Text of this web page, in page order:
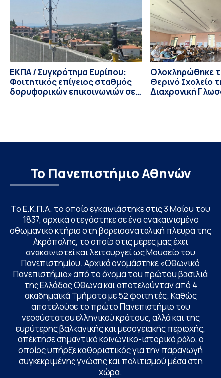
Τμημάτων του Πανεπιστημίου μας στο Παράρτημα Κύπρου
για το ακαδημαϊκό έτος 2026-2027, έως τη Δευτέρα 31
Αυγούστου 2026. […]
ΕΚΠΑ / Συγκρότημα Ευρίπου:
Φοιτητικός επίγειος σταθμός
δορυφορικών επικοινωνιών σε
Ολοκληρώθηκε
Θερινό Σχολείο
Διαχρονική
Linguistics in
Το Πανεπιστήμιο Αθηνών
Το Ε.Κ.Π.Α. το οποίο εγκαινιάστηκε στις 3 Μαΐου του
1837, αρχικά στεγάστηκε σε ένα ανακαινισμένο
οθωμανικό κτήριο στη βορειοανατολική πλευρά της
Ακρόπολης, το οποίο στις μέρες μας έχει
ανακαινιστεί και λειτουργεί ως Μουσείο του
Πανεπιστημίου. Αρχικά ονομάστηκε «Οθωνικό
Πανεπιστήμιο» από το όνομα του πρώτου βασιλιά
της Ελλάδας Όθωνα και αποτελούνταν από 4
ακαδημαϊκά Τμήματα με 52 φοιτητές. Καθώς
αποτελούσε το πρώτο Πανεπιστήμιο του
νεοσύστατου ελληνικού κράτους, αλλά και της
ευρύτερης βαλκανικής και μεσογειακής περιοχής,
απέκτησε σημαντικό κοινωνικο-ιστορικό ρόλο, ο
οποίος υπήρξε καθοριστικός για την παραγωγή
συγκεκριμένης γνώσης και πολιτισμού μέσα στη
χώρα.